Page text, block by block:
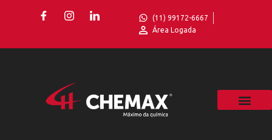
(11) 99172-6667
Área Logada